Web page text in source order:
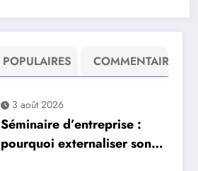
POPULAIRES COMMENTAIRE
3 août 2026
Séminaire d’entreprise :
pourquoi externaliser son